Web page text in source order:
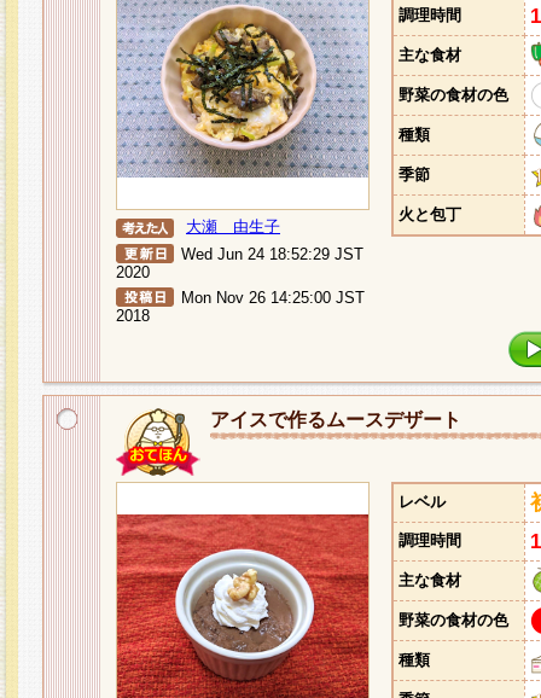
大瀬 由生子
Wed Jun 24 18:52:29 JST
2020
Mon Nov 26 14:25:00 JST
2018
調理時間
主な食材
野菜の食材の色
種類
季節
火と包丁
アイスで作るムースデザート
レベル
調理時間
主な食材
野菜の食材の色
種類